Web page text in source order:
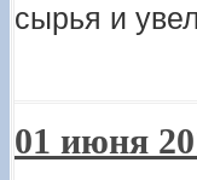
сырья и
01 июня